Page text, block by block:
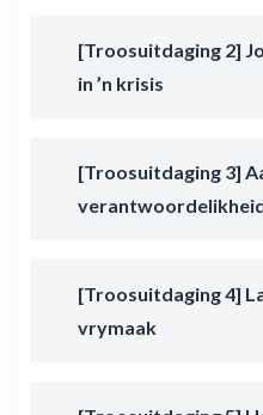
[Troosuitdaging 2]
in ’n krisis
[Troosuitdaging 3]
[Troosuitdaging 4]
vrymaak